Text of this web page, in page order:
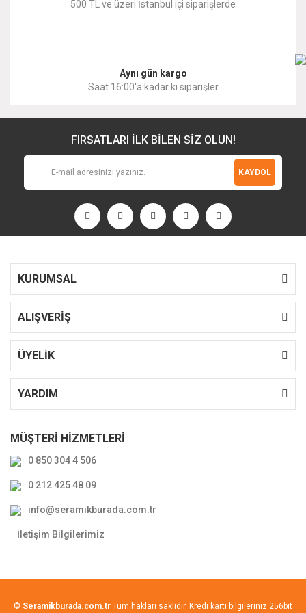
500 TL ve üzeri İstanbul içi siparişlerde
Aynı gün kargo
Saat 16:00'a kadar ki siparişler
FIRSATLARI İLK BİLEN SİZ OLUN!
KAYDOL
KURUMSAL
ALIŞVERİŞ
ÜYELİK
YARDIM
MÜŞTERİ HİZMETLERİ
0 850 304 4 506
0 212 425 48 09
info@seramikburada.com.tr
İletişim Bilgilerimiz
© Seramikburada.com.tr Tüm hakları saklıdır. Kredi kartı bilgileriniz 256bit